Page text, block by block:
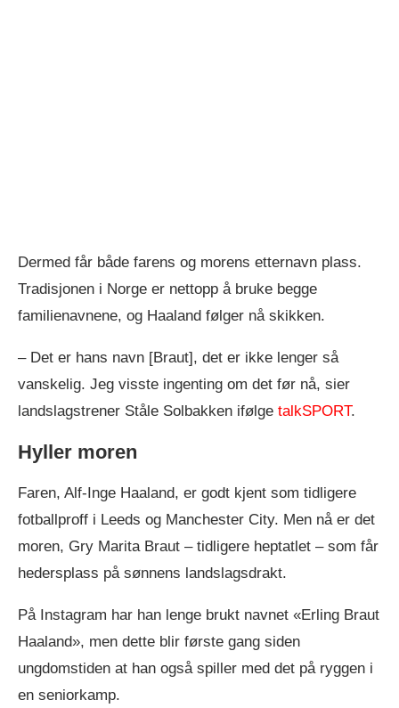
Dermed får både farens og morens etternavn plass.
Tradisjonen i Norge er nettopp å bruke begge
familienavnene, og Haaland følger nå skikken.
– Det er hans navn [Braut], det er ikke lenger så
vanskelig. Jeg visste ingenting om det før nå, sier
landslagstrener Ståle Solbakken ifølge talkSPORT.
Hyller moren
Faren, Alf-Inge Haaland, er godt kjent som tidligere
fotballproff i Leeds og Manchester City. Men nå er det
moren, Gry Marita Braut – tidligere heptatlet – som får
hedersplass på sønnens landslagsdrakt.
På Instagram har han lenge brukt navnet «Erling Braut
Haaland», men dette blir første gang siden
ungdomstiden at han også spiller med det på ryggen i
en seniorkamp.